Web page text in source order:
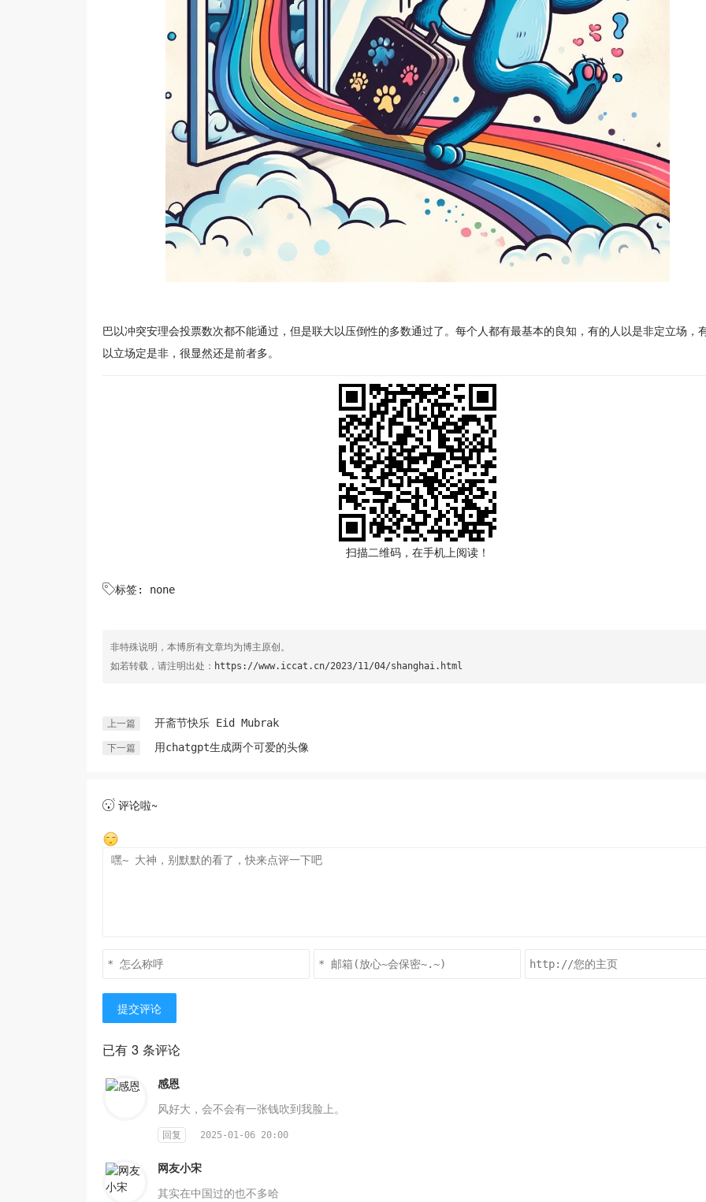
巴以冲突安理会投票数次都不能通过，但是联大以压倒性的多数通过了。​每个人都有最基本的良知，有的人以是非定立场，
以立场定是非，很显然还是前者多。
扫描二维码，在手机上阅读！
标签: none
非特殊说明，本博所有文章均为博主原创。
如若转载，请注明出处： https://www.iccat.cn/2023/11/04/shanghai.html
上一篇 开斋节快乐 Eid Mubrak
下一篇 用chatgpt生成两个可爱的头像
评论啦~
提交评论
已有 3 条评论
感恩
风好大，会不会有一张钱吹到我脸上。
回复 2025-01-06 20:00
网友小宋
其实在中国过的也不多哈